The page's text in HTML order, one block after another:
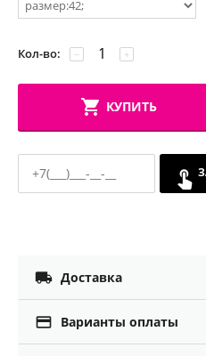
Кол-во: +
−
КУПИТЬ
 Доставка
 Варианты оплаты